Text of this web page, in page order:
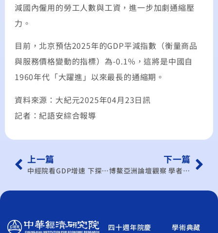
減國內僱用的勞工人數與工資，進一步加劇通縮壓
力。
目前，北京預估2025年的GDP平減指數（衡量商品
與服務價格變動的指標）為-0.1%，這將是中國自
1960年代「大躍進」以來最長的通縮期。
資料來源：大紀元2025年04月23日訊
記者：紀語安綜合報導
上一篇
中經院看GDP增速 下探0.16% 推演三情境 今年最悲觀趨近零成長 中性情況將無法「保2」最樂觀增2.85%
下一篇
博鰲亞洲論壇觀察 學者：中共盼RCEP成為東亞最大自貿區
四十週年院慶 學術典藏